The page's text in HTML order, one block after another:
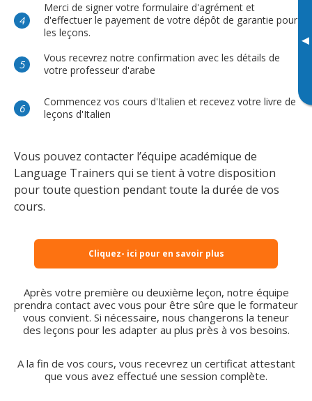
▸
Merci de signer votre formulaire d'agrément et
d'effectuer le payement de votre dépôt de garantie pour
les leçons.
Vous recevrez notre confirmation avec les détails de
votre professeur d'arabe
Commencez vos cours d'Italien et recevez votre livre de
leçons d'Italien
Vous pouvez contacter l’équipe académique de
Language Trainers qui se tient à votre disposition
pour toute question pendant toute la durée de vos
cours.
Cliquez- ici pour en savoir plus
Après votre première ou deuxième leçon, notre équipe
prendra contact avec vous pour être sûre que le formateur
vous convient. Si nécessaire, nous changerons la teneur
des leçons pour les adapter au plus près à vos besoins.
A la fin de vos cours, vous recevrez un certificat attestant
que vous avez effectué une session complète.